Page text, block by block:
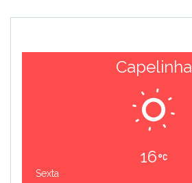
Capelinha
16
Sexta